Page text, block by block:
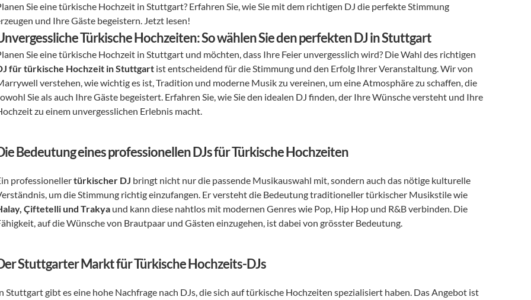
Sie eine türkische Hochzeit in Stuttgart? Erfahren Sie, wie Sie mit dem richtigen DJ die perfekte Stimmung
und Ihre Gäste begeistern. Jetzt lesen!
Türkische Hochzeiten: So wählen Sie den perfekten DJ in Stuttgart
für türkische Hochzeit in Stuttgart ist entscheidend für die Stimmung und den Erfolg Ihrer Veranstaltung. Wir von
verstehen, wie wichtig es ist, Tradition und moderne Musik zu vereinen, um eine Atmosphäre zu schaffen, die
Sie als auch Ihre Gäste begeistert. Erfahren Sie, wie Sie den idealen DJ finden, der Ihre Wünsche versteht und Ihre
zu einem unvergesslichen Erlebnis macht.
Bedeutung eines professionellen DJs für Türkische Hochzeiten
professioneller türkischer DJ bringt nicht nur die passende Musikauswahl mit, sondern auch das nötige kulturelle
Çiftetelli und Trakya und kann diese nahtlos mit modernen Genres wie Pop, Hip Hop und R&B verbinden. Die
auf die Wünsche von Brautpaar und Gästen einzugehen, ist dabei von grösster Bedeutung.
Stuttgarter Markt für Türkische Hochzeits-DJs
Stuttgart gibt es eine hohe Nachfrage nach DJs, die sich auf türkische Hochzeiten spezialisiert haben. Das Angebot ist